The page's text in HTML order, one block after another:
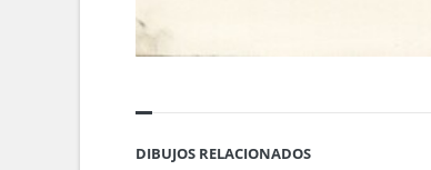
DIBUJOS RELACIONADOS